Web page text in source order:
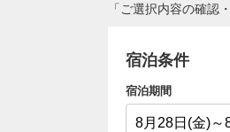
「ご選択内容の確認
宿泊条件
宿泊期間